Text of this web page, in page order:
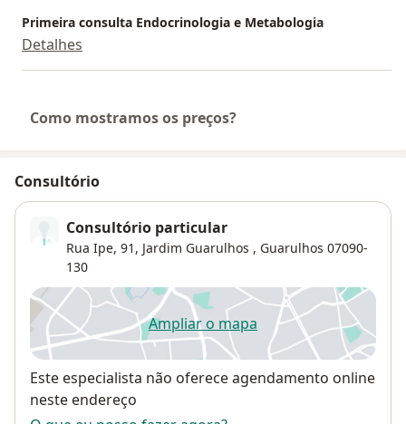
Primeira consulta Endocrinologia e Metabologia
Detalhes
Como mostramos os preços?
Consultório
Consultório particular
Rua Ipe, 91, Jardim Guarulhos , Guarulhos 07090-
130
Ampliar o mapaabre num novo separador
Disponibilidade
Este especialista não oferece agendamento online
neste endereço